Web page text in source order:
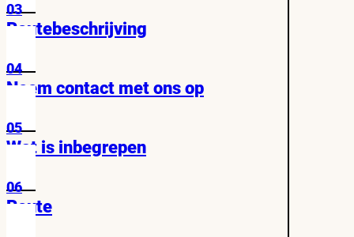
03
Routebeschrijving
04
Neem contact met ons op
05
Wat is inbegrepen
06
Route